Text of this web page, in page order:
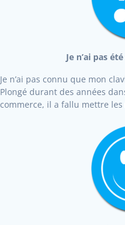
Je n’ai pas
Je n’ai pas connu que mon
Plongé durant des années
commerce, il a fallu mettre